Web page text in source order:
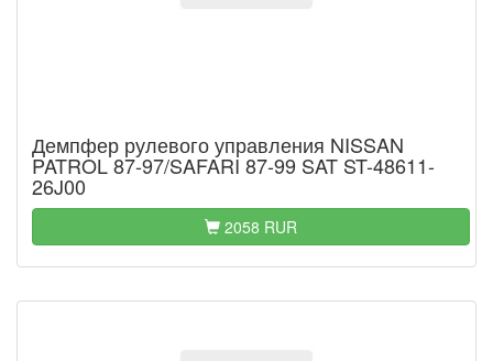
Демпфер рулевого управления NISSAN
PATROL 87-97/SAFARI 87-99 SAT ST-48611-
26J00
2058 RUR